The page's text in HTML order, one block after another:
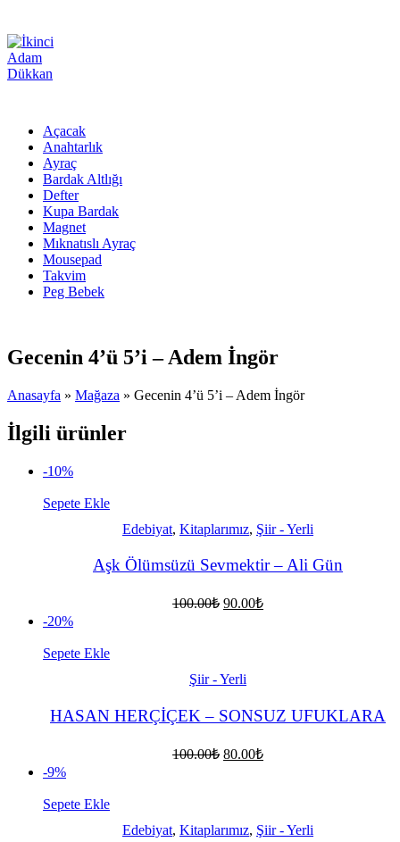
Açacak
Anahtarlık
Ayraç
Bardak Altlığı
Defter
Kupa Bardak
Magnet
Mıknatıslı Ayraç
Mousepad
Takvim
Peg Bebek
Gecenin 4’ü 5’i – Adem İngör
Anasayfa » Mağaza » Gecenin 4’ü 5’i – Adem İngör
İlgili ürünler
-10%
Sepete Ekle
Edebiyat, Kitaplarımız, Şiir - Yerli
Aşk Ölümsüzü Sevmektir – Ali Gün
100.00₺ Orijinal
90.00₺Şu
-20%
Sepete Ekle
Şiir - Yerli
HASAN HERÇİÇEK – SONSUZ UFUKLARA
100.00₺ Orijinal
80.00₺Şu
-9%
Sepete Ekle
Edebiyat, Kitaplarımız, Şiir - Yerli